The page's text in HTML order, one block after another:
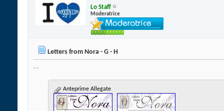
Lo Staff
Moderatrice
Letters from Nora - G - H
...
Anteprime Allegate